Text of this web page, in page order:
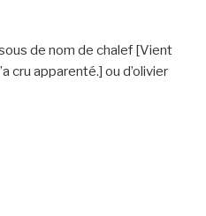
de nom de chalef [Vient
cru apparenté.] ou d’olivier